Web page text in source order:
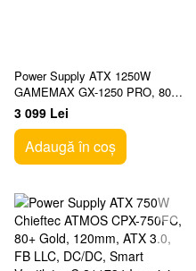
Power Supply ATX 1250W
GAMEMAX GX-1250 PRO, 80+
Platinum, ATX3.0, PCIe5.0,
LLC+DC/DC, Full MAir
Conditionerlar,
3 099 Lei
Adaugă în coș